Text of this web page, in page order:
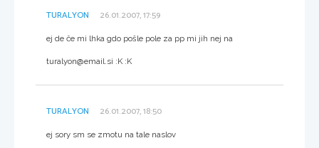
TURALYON 26.01.2007, 17:59
ej de če mi lhka gdo pošle pole za pp mi jih nej na
turalyon@email.si :K :K
TURALYON 26.01.2007, 18:50
ej sory sm se zmotu na tale naslov